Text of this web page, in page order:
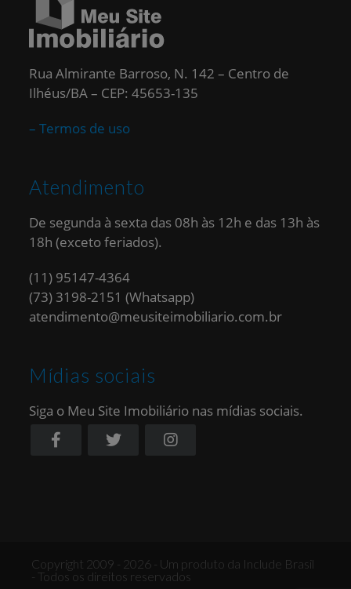
Rua Almirante Barroso, N. 142 – Centro de
Ilhéus/BA – CEP: 45653-135
– Termos de uso
Atendimento
De segunda à sexta das 08h às 12h e das 13h às
18h (exceto feriados).
(11) 95147-4364
(73) 3198-2151 (Whatsapp)
atendimento@meusiteimobiliario.com.br
Mídias sociais
Siga o Meu Site Imobiliário nas mídias sociais.
Copyright 2009 - 2026 - Um produto da Include Brasil
- Todos os direitos reservados